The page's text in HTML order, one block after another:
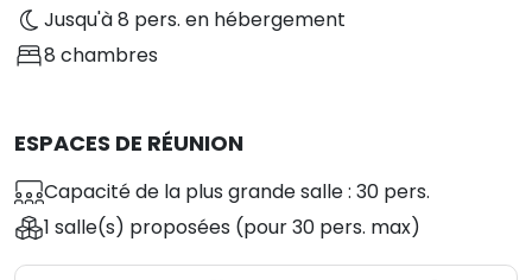
cocktails apéritifs, diverses animations et des dîners.
Des stations de recharge pour véhicules électriques
Jusqu'à 8 pers. en hébergement
8 chambres
ESPACES DE RÉUNION
Capacité de la plus grande salle : 30 pers.
1 salle(s) proposées (pour 30 pers. max)